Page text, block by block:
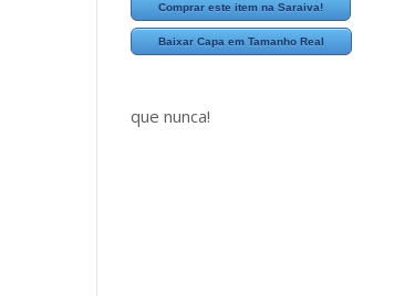
Comprar este item na Saraiva!
Baixar Capa em Tamanho Real
que nunca!